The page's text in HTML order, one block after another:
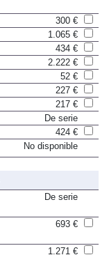
300 €
1.065 €
434 €
2.222 €
52 €
227 €
217 €
De serie
424 €
No disponible